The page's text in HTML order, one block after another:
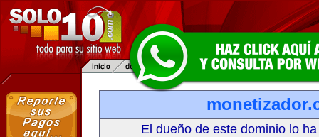
El dueño de este dominio lo